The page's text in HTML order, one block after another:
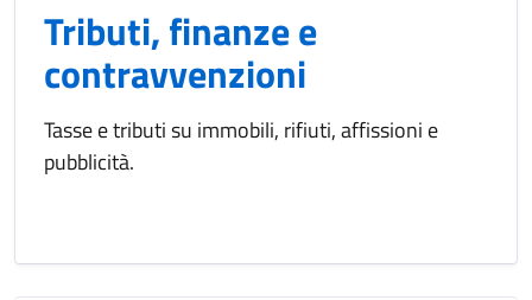
Tributi, finanze e
contravvenzioni
Tasse e tributi su immobili, rifiuti, affissioni e
pubblicità.